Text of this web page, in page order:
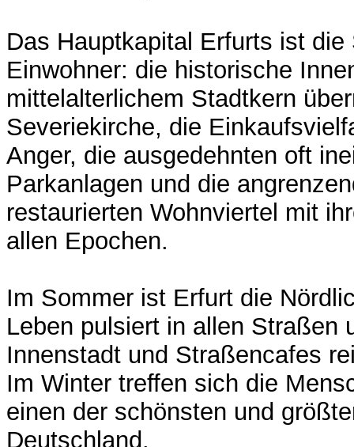
Das Hauptkapital Erfurts ist
Einwohner: die historische
mittelalterlichem Stadtkern
Severiekirche, die
Anger, die ausgedehnten oft
Parkanlagen und die
restaurierten Wohnviertel mit
allen Epochen.
Im Sommer ist Erfurt die
Leben pulsiert in allen Straßen
Innenstadt und Straßencafes
Im Winter treffen sich die
einen der schönsten und
Deutschland.